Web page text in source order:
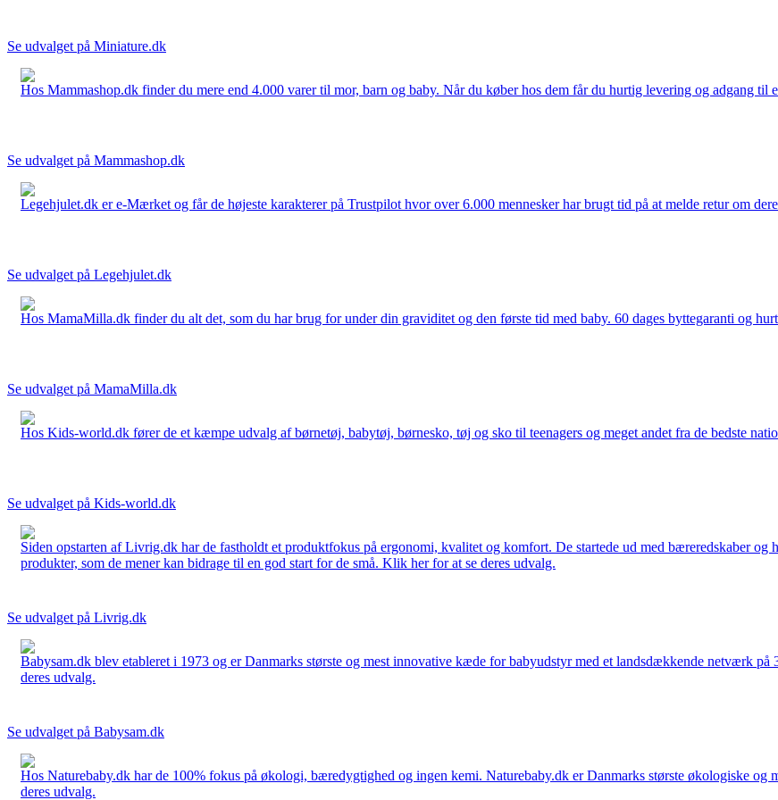
Se udvalget på Miniature.dk
Hos Mammashop.dk finder du mere end 4.000 varer til mor, barn og baby. Når du køber hos dem får du hurtig levering og adgang til
Se udvalget på Mammashop.dk
Legehjulet.dk er e-Mærket og får de højeste karakterer på Trustpilot hvor over 6.000 mennesker har brugt tid på at melde retur om
Se udvalget på Legehjulet.dk
Hos MamaMilla.dk finder du alt det, som du har brug for under din graviditet og den første tid med baby. 60 dages byttegaranti og
Se udvalget på MamaMilla.dk
Hos Kids-world.dk fører de et kæmpe udvalg af børnetøj, babytøj, børnesko, tøj og sko til teenagers og meget andet fra de bedste
Se udvalget på Kids-world.dk
Siden opstarten af Livrig.dk har de fastholdt et produktfokus på ergonomi, kvalitet og komfort. De startede ud med bæreredskaber og
produkter, som de mener kan bidrage til en god start for de små. Klik her for at se deres udvalg.
Se udvalget på Livrig.dk
Babysam.dk blev etableret i 1973 og er Danmarks største og mest innovative kæde for babyudstyr med et landsdækkende netværk
deres udvalg.
Se udvalget på Babysam.dk
Hos Naturebaby.dk har de 100% fokus på økologi, bæredygtighed og ingen kemi. Naturebaby.dk er Danmarks største økologiske
deres udvalg.